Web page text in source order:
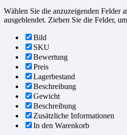
Wählen Sie die anzuzeigenden Felder
ausgeblendet. Ziehen Sie die Felder,
Bild
SKU
Bewertung
Preis
Lagerbestand
Beschreibung
Gewicht
Beschreibung
Zusätzliche Informationen
In den Warenkorb